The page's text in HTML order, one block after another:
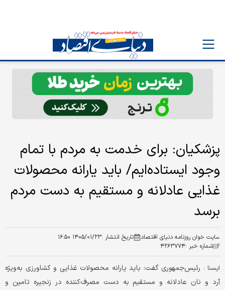
پزشکیان: برای خدمت به مردم با تمام
وجود ایستاده‌ایم/ باید یارانه محصولات
غذایی عادلانه و مستقیم به دست مردم
برسد
سایت خوان روزنامه دنیای اقتصاد تاریخ انتشار :۱۴۰۵/۰۱/۲۳ ۱۶:۵۰
شماره خبر :۴۲۶۳۷۷۴
ایسنا : رئیس‌جمهوری گفت: باید یارانه محصولات غذایی و کشاورزی به‌ویژه
آرد و نان عادلانه و مستقیم به دست مصرف‌کننده در زنجیره تامین و